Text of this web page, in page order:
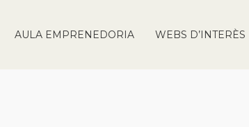
AULA EMPRENEDORIA WEBS D’INTERÈS